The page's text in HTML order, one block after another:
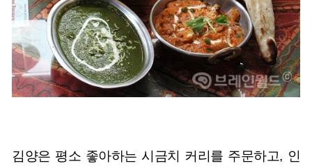
김양은 평소 좋아하는 시금치 커리를 주문하고, 인